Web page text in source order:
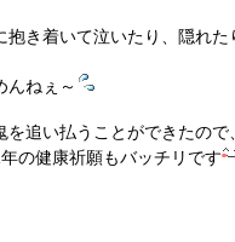
抱き着いて泣いたり、隠れた
んねぇ～
を追い払うことができたので
の健康祈願もバッチリです